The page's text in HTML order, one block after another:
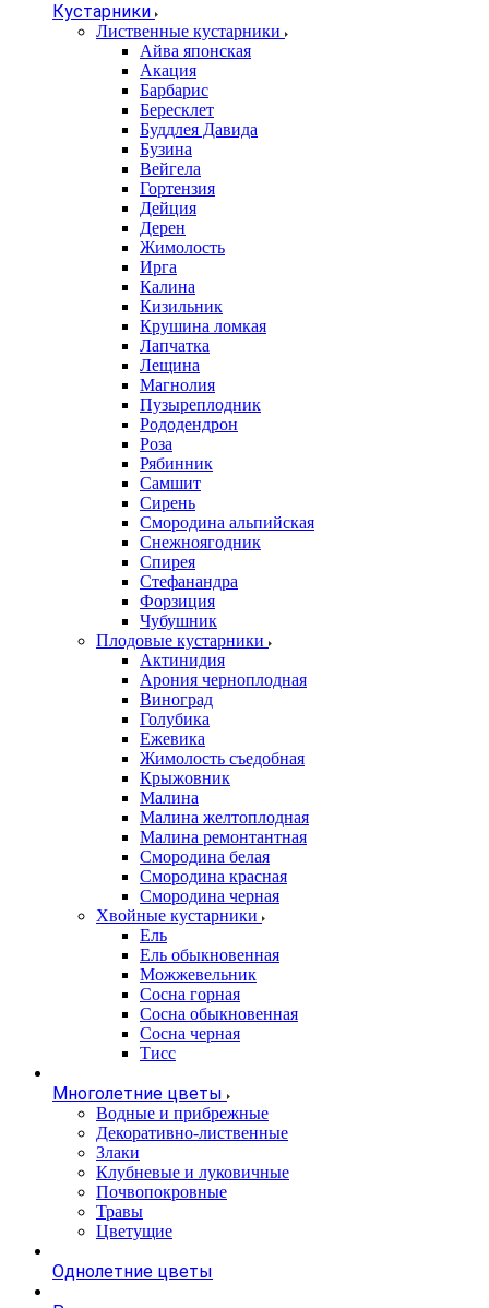
Кустарники
Лиственные кустарники
Айва японская
Акация
Барбарис
Бересклет
Буддлея Давида
Бузина
Вейгела
Гортензия
Дейция
Дерен
Жимолость
Ирга
Калина
Кизильник
Крушина ломкая
Лапчатка
Лещина
Магнолия
Пузыреплодник
Рододендрон
Роза
Рябинник
Самшит
Сирень
Смородина альпийская
Снежноягодник
Спирея
Стефанандра
Форзиция
Чубушник
Плодовые кустарники
Актинидия
Арония черноплодная
Виноград
Голубика
Ежевика
Жимолость съедобная
Крыжовник
Малина
Малина желтоплодная
Малина ремонтантная
Смородина белая
Смородина красная
Смородина черная
Хвойные кустарники
Ель
Ель обыкновенная
Можжевельник
Сосна горная
Сосна обыкновенная
Сосна черная
Тисс
Многолетние цветы
Водные и прибрежные
Декоративно-лиственные
Злаки
Клубневые и луковичные
Почвопокровные
Травы
Цветущие
Однолетние цветы